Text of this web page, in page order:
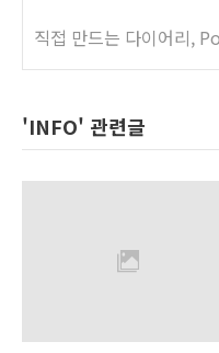
직접 만드는 다이어리,
'INFO' 관련글